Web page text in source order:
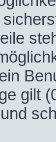
gilt